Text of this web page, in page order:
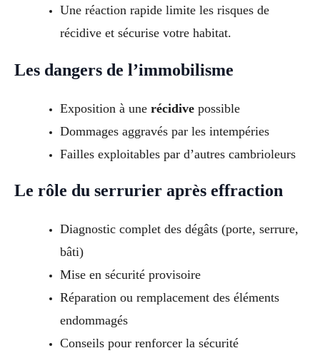
Une réaction rapide limite les risques de
récidive et sécurise votre habitat.
Les dangers de l’immobilisme
Exposition à une récidivepossible
Dommages aggravés par les intempéries
Failles exploitables par d’autres cambrioleurs
Le rôle du serrurier après effraction
Diagnostic complet des dégâts (porte, serrure,
bâti)
Mise en sécurité provisoire
Réparation ou remplacement des éléments
endommagés
Conseils pour renforcer la sécurité